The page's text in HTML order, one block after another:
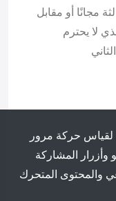
مجانًا أو مقابل
لا يحترم
لقياس حركة مرور
وأزرار المشاركة
والمحتوى المتحرك